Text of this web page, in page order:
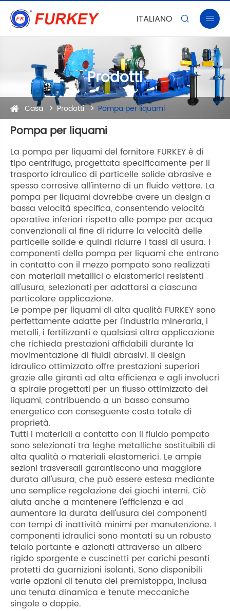
ITALIANO  
Prodotti
Casa Prodotti Pompa per liquami
Pompa per liquami
La pompa per liquami del fornitore FURKEY è di
tipo centrifugo, progettata specificamente per il
trasporto idraulico di particelle solide abrasive e
spesso corrosive all'interno di un fluido vettore. La
pompa per liquami dovrebbe avere un design a
bassa velocità specifica, consentendo velocità
operative inferiori rispetto alle pompe per acqua
convenzionali al fine di ridurre la velocità delle
particelle solide e quindi ridurre i tassi di usura. I
componenti della pompa per liquami che entrano
in contatto con il mezzo pompato sono realizzati
con materiali metallici o elastomerici resistenti
all'usura, selezionati per adattarsi a ciascuna
particolare applicazione.
Le pompe per liquami di alta qualità FURKEY sono
perfettamente adatte per l'industria mineraria, i
metalli, i fertilizzanti e qualsiasi altra applicazione
che richieda prestazioni affidabili durante la
movimentazione di fluidi abrasivi. Il design
idraulico ottimizzato offre prestazioni superiori
grazie alle giranti ad alta efficienza e agli involucri
a spirale progettati per un flusso ottimizzato dei
liquami, contribuendo a un basso consumo
energetico con conseguente costo totale di
proprietà.
Tutti i materiali a contatto con il fluido pompato
sono selezionati tra leghe metalliche sostituibili di
alta qualità o materiali elastomerici. Le ampie
sezioni trasversali garantiscono una maggiore
durata all'usura, che può essere estesa mediante
una semplice regolazione dei giochi interni. Ciò
aiuta anche a mantenere l'efficienza e ad
aumentare la durata dell'usura dei componenti
con tempi di inattività minimi per manutenzione. I
componenti idraulici sono montati su un robusto
telaio portante e azionati attraverso un albero
rigido sporgente e cuscinetti per carichi pesanti
protetti da guarnizioni isolanti. Sono disponibili
varie opzioni di tenuta del premistoppa, inclusa
una tenuta dinamica e tenute meccaniche
singole o doppie.